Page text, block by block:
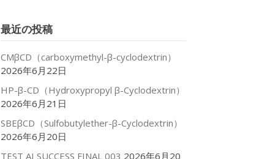
ブ
最近の投稿
CMβCD（carboxymethyl-β-cyclodextrin）
2026年6月22日
HP-β-CD（Hydroxypropyl β-Cyclodextrin）
2026年6月21日
SBEβCD（Sulfobutylether-β-Cyclodextrin）
2026年6月20日
TEST AI SUCCESS FINAL 003 2026年6月20